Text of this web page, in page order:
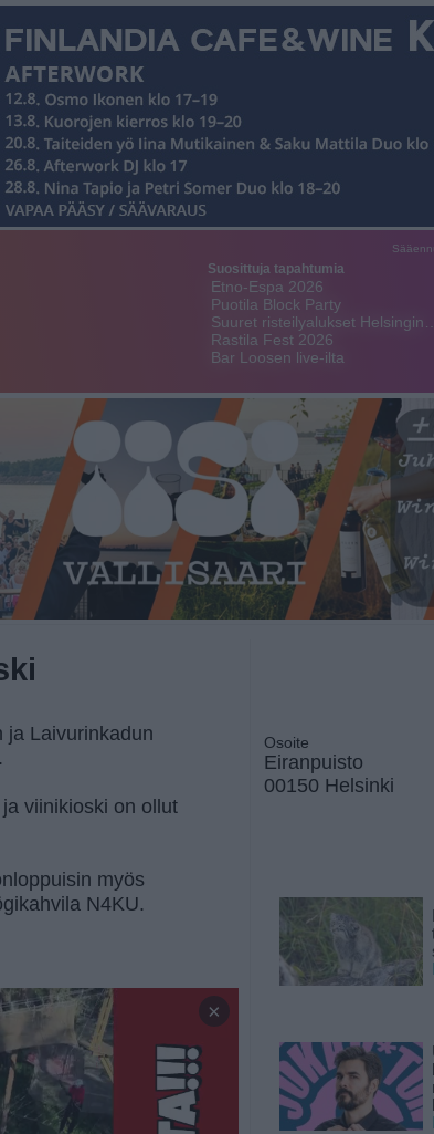
Suosittuja tapahtumia
Etno-Espa 2026
Puotila Block Party
Suuret risteilyalukset
Rastila Fest 2026
Bar Loosen live-ilta
ja Laivurinkadun
viinikioski on ollut
myös
N4KU.
×
Osoite
Eiranpuisto
00150 Helsinki